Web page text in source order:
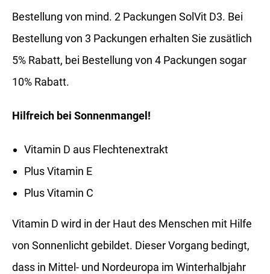
Bestellung von mind. 2 Packungen SolVit D3. Bei
Bestellung von 3 Packungen erhalten Sie zusätlich
5% Rabatt, bei Bestellung von 4 Packungen sogar
10% Rabatt.
Hilfreich bei Sonnenmangel!
Vitamin D aus Flechtenextrakt
Plus Vitamin E
Plus Vitamin C
Vitamin D wird in der Haut des Menschen mit Hilfe
von Sonnenlicht gebildet. Dieser Vorgang bedingt,
dass in Mittel- und Nordeuropa im Winterhalbjahr